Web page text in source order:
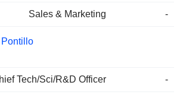
Sales & Marketing -
Pontillo
Tech/Sci/R&D Officer -